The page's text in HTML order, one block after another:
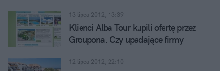
13 lipca 2012, 13:39
Klienci Alba Tour kupili ofertę przez
Groupona. Czy upadające firmy
ratunku?
12 lipca 2012, 22:10